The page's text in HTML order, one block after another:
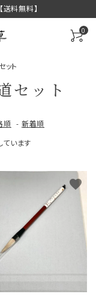
料無料】
0
ット
セット
順 - 新着順
います
favorite